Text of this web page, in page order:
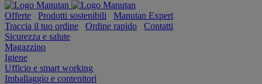
Offerte Prodotti sostenibili
Manutan Expert
Traccia il tuo ordine
Ordine rapido
Contatti
Sicurezza e salute
Magazzino
Igiene
Ufficio e smart working
Imballaggio e contenitori